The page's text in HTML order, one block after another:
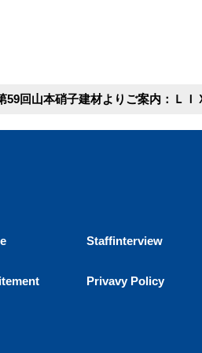
59回山本硝子建材よりご案内：ＬＩ
Staffinterview
Privavy Policy